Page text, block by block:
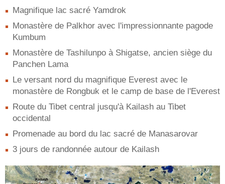
Magnifique lac sacré Yamdrok
Monastère de Palkhor avec l'impressionnante pagode
Kumbum
Monastère de Tashilunpo à Shigatse, ancien siège du
Panchen Lama
Le versant nord du magnifique Everest avec le
monastère de Rongbuk et le camp de base de l'Everest
Route du Tibet central jusqu'à Kailash au Tibet
occidental
Promenade au bord du lac sacré de Manasarovar
3 jours de randonnée autour de Kailash